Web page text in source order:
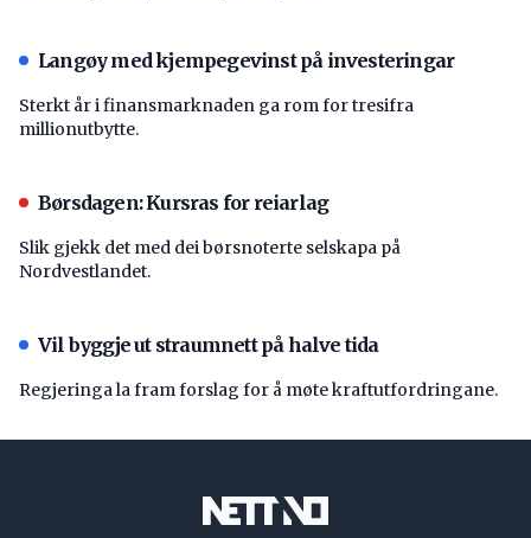
Langøy med kjempegevinst på investeringar
Sterkt år i finansmarknaden ga rom for tresifra
millionutbytte.
Børsdagen: Kursras for reiarlag
Slik gjekk det med dei børsnoterte selskapa på
Nordvestlandet.
Vil byggje ut straumnett på halve tida
Regjeringa la fram forslag for å møte kraftutfordringane.